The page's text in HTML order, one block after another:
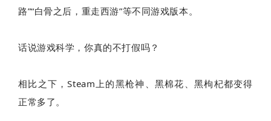
路”“白骨之后，重走西游”等不同游戏版本。
话说游戏科学，你真的不打假吗？
相比之下，Steam上的黑枪神、黑棉花、黑枸杞都变得
正常多了。